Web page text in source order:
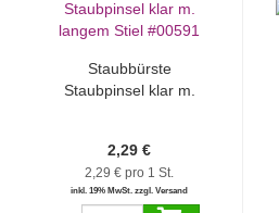
Staubbürste
Staubpinsel klar m.
2,29 €
2,29 € pro 1 St.
inkl. 19% MwSt. zzgl. Versand